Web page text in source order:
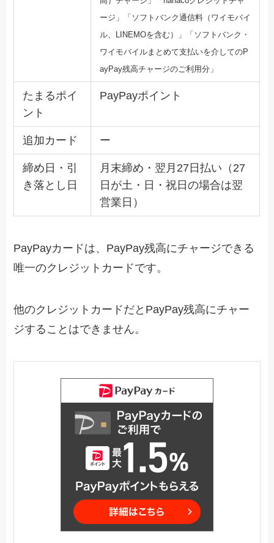
ージ」「ソフトバンク通信料（ワイモバイ
ル、LINEMOを含む）」「ソフトバンク・
ワイモバイルまとめて支払いを介してのP
ayPay残高チャージのご利用分」
たまるポイ
ント
PayPayポイント
追加カード ー
締め日・引
き落とし日
月末締め・翌月27日払い（27
日が土・日・祝日の場合は翌
営業日）
PayPayカードは、PayPay残高にチャージできる
唯一のクレジットカードです。
他のクレジットカードだとPayPay残高にチャー
ジすることはできません。